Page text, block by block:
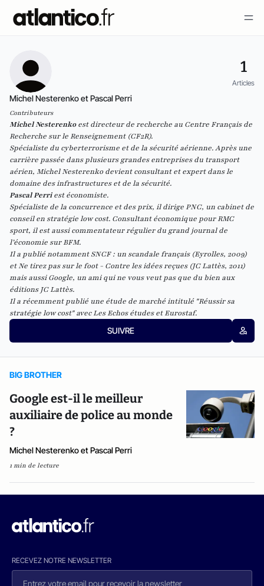
1
Articles
Michel Nesterenko et Pascal Perri
Contributeurs
Michel Nesterenkoest directeur de recherche au Centre Français de
Recherche sur le Renseignement (CF2R).
Spécialiste du cyberterrorisme et de la sécurité aérienne. Après une
carrière passée dans plusieurs grandes entreprises du transport
aérien, Michel Nesterenko devient consultant et expert dans le
domaine des infrastructures et de la sécurité.
Pascal Perriest économiste.
Spécialiste de la concurrence et des prix, il dirige PNC, un cabinet de
conseil en stratégie low cost. Consultant économique pourRMC
sport, il est aussi commentateur régulier du grand journal de
l’économie sur BFM.
Il a publié notammentSNCF : un scandale français(Eyrolles, 2009)
etNe tirez pas sur le foot - Contre les idées reçues(JC Lattès, 2011)
mais aussiGoogle, un ami qui ne vous veut pas que du bien aux
éditions JC Lattès.
Il a récemment publié une étude de marché intitulé "Réussir sa
stratégie low cost" avec Les Echos études et Eurostaf.
SUIVRE
BIG BROTHER
Google est-il le meilleur
auxiliaire de police au monde
?
Michel Nesterenko et Pascal Perri
1 min de lecture
RECEVEZ NOTRE NEWSLETTER